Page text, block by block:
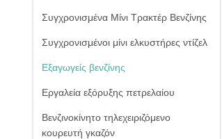
Συγχρονισμένα Μίνι Τρακτέρ Βενζίνης
Συγχρονισμένοι μίνι ελκυστήρες ντίζελ
Εξαγωγείς βενζίνης
Εργαλεία εξόρυξης πετρελαίου
Βενζινοκίνητο τηλεχειριζόμενο
κουρευτή γκαζόν